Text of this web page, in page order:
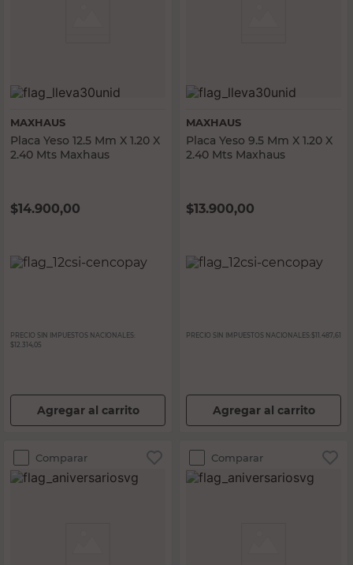
MAXHAUS
Placa Yeso 12.5 Mm X 1.20 X
2.40 Mts Maxhaus
$14.900,00
PRECIO SIN IMPUESTOS NACIONALES:
$12.314,05
Agregar al carrito
MAXHAUS
Placa Yeso 9.5 Mm X 1.20 X
2.40 Mts Maxhaus
$13.900,00
PRECIO SIN IMPUESTOS NACIONALES: $11.487,61
Agregar al carrito
Comparar Comparar